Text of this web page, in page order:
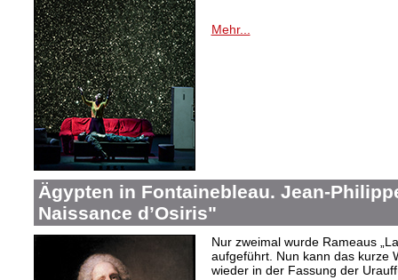
Mehr...
Ägypten in Fontainebleau. Jean-
Naissance d’Osiris"
Nur zweimal wurde Rameaus
aufgeführt. Nun kann das kurze
wieder in der Fassung der